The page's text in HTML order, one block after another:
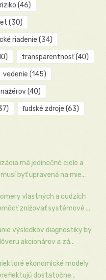
riziko (46)
(30)
riadenie (34)
transparentnosť(40)
vedenie (145)
(40)
ľudské zdroje (63)
má jedinečné ciele a
byť upravená na mie...
vlastných a cudzích
znižovať systémové ...
výsledkov diagnostiky by
akcionárov a zá...
ekonomické modely
dostatočne...